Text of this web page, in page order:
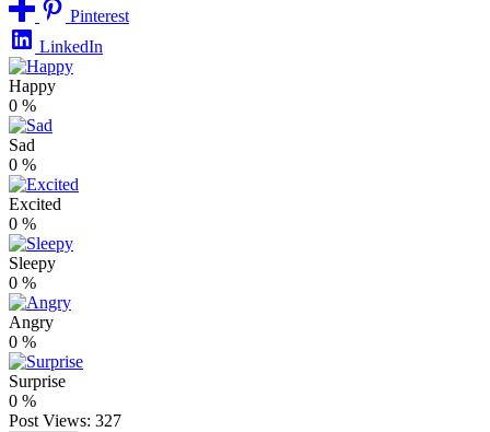
Pinterest
LinkedIn
Happy
0 %
Sad
0 %
Excited
0 %
Sleepy
0 %
Angry
0 %
Surprise
0 %
Post Views: 327